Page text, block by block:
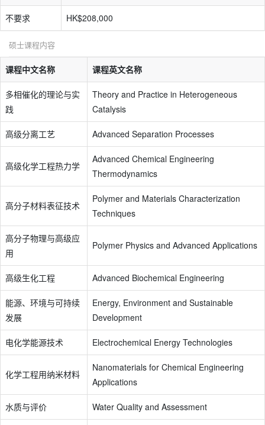
不要求 HK$208,000
硕士课程内容
课程中文名称 课程英文名称
多相催化的理论与实
践
Theory and Practice in Heterogeneous
Catalysis
高级分离工艺 Advanced Separation Processes
高级化学工程热力学
Advanced Chemical Engineering
Thermodynamics
高分子材料表征技术
Polymer and Materials Characterization
Techniques
高分子物理与高级应
用
Polymer Physics and Advanced Applications
高级生化工程 Advanced Biochemical Engineering
能源、环境与可持续
发展
Energy, Environment and Sustainable
Development
电化学能源技术 Electrochemical Energy Technologies
化学工程用纳米材料
Nanomaterials for Chemical Engineering
Applications
水质与评价 Water Quality and Assessment